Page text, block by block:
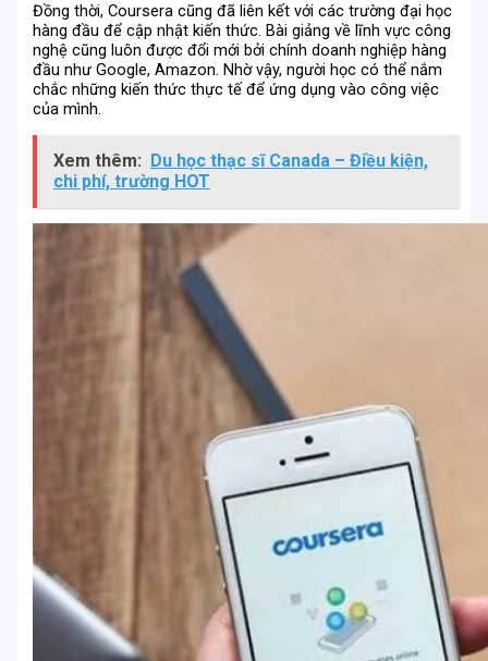
Đồng thời, Coursera cũng đã liên kết với các trường đại học
hàng đầu để cập nhật kiến thức. Bài giảng về lĩnh vực công
nghệ cũng luôn được đổi mới bởi chính doanh nghiệp hàng
đầu như Google, Amazon. Nhờ vậy, người học có thể nắm
chắc những kiến thức thực tế để ứng dụng vào công việc
của mình.
Xem thêm:
Du học thạc sĩ Canada – Điều kiện,
chi phí, trường HOT